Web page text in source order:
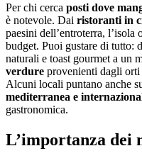
Per chi cerca posti dove
è notevole. Dai ristoranti in
paesini dell’entroterra,
budget. Puoi gustare di tutto:
naturali e toast gourmet a un
verdure provenienti dagli
Alcuni locali puntano anche
mediterranea e
gastronomica.
L’importanza dei